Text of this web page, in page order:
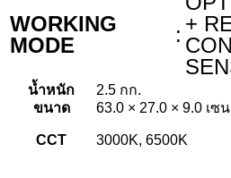
WORKING
MODE
: +
น้ำหนัก
2.5 กก.
ขนาด
63.0 × 27.0 × 9.0 เซ
CCT 3000K, 6500K